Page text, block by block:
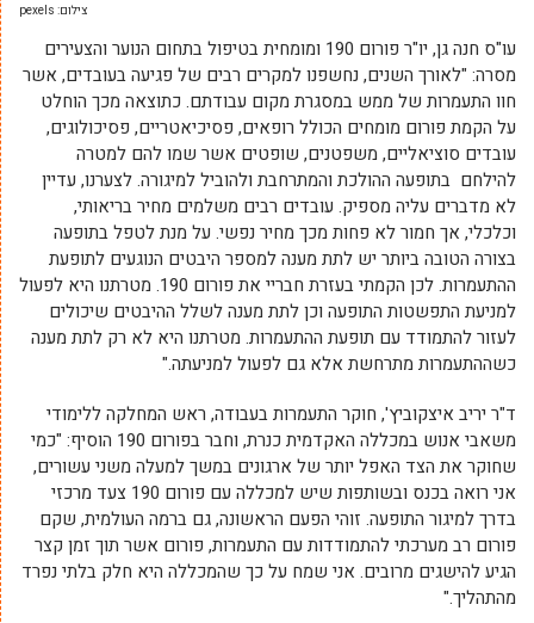
צילום: pexels
עו"ס חנה גן, יו"ר פורום 190 ומומחית בטיפול בתחום הנוער והצעירים
מסרה: "לאורך השנים, נחשפנו למקרים רבים של פגיעה בעובדים, אשר
חוו התעמרות של ממש במסגרת מקום עבודתם. כתוצאה מכך הוחלט
על הקמת פורום מומחים הכולל רופאים, פסיכיאטריים, פסיכולוגים,
עובדים סוציאליים, משפטנים, שופטים אשר שמו להם למטרה
להילחם בתופעה ההולכת והמתרחבת ולהוביל למיגורה. לצערנו, עדיין
לא מדברים עליה מספיק. עובדים רבים משלמים מחיר בריאותי,
וכלכלי, אך חמור לא פחות מכך מחיר נפשי. על מנת לטפל בתופעה
בצורה הטובה ביותר יש לתת מענה למספר היבטים הנוגעים לתופעת
ההתעמרות. לכן הקמתי בעזרת חבריי את פורום 190. מטרתנו היא לפעול
למניעת התפשטות התופעה וכן לתת מענה לשלל ההיבטים שיכולים
לעזור להתמודד עם תופעת ההתעמרות. מטרתנו היא לא רק לתת מענה
כשההתעמרות מתרחשת אלא גם לפעול למניעתה."
ד"ר יריב איצקוביץ', חוקר התעמרות בעבודה, ראש המחלקה ללימודי
משאבי אנוש במכללה האקדמית כנרת, וחבר בפורום 190 הוסיף: "כמי
שחוקר את הצד האפל יותר של ארגונים במשך למעלה משני עשורים,
אני רואה בכנס ובשותפות שיש למכללה עם פורום 190 צעד מרכזי
בדרך למיגור התופעה. זוהי הפעם הראשונה, גם ברמה העולמית, שקם
פורום רב מערכתי להתמודדות עם התעמרות, פורום אשר תוך זמן קצר
הגיע להישגים מרובים. אני שמח על כך שהמכללה היא חלק בלתי נפרד
מהתהליך."